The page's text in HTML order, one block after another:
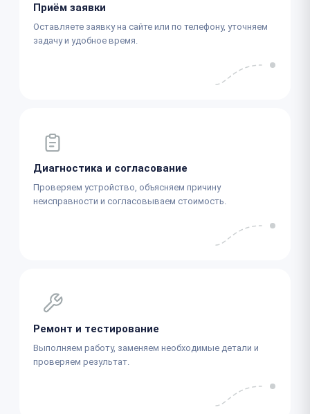
Приём заявки
Оставляете заявку на сайте или по телефону, уточняем
задачу и удобное время.
Диагностика и согласование
Проверяем устройство, объясняем причину
неисправности и согласовываем стоимость.
Ремонт и тестирование
Выполняем работу, заменяем необходимые детали и
проверяем результат.